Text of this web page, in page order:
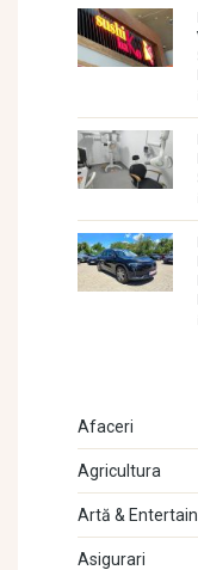
Afaceri
Agricultura
Artă &
Asigurari